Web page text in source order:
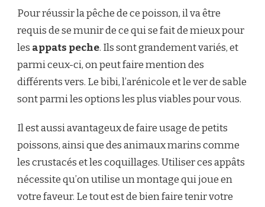
Pour réussir la pêche de ce poisson, il va être
requis de se munir de ce qui se fait de mieux pour
les appats peche. Ils sont grandement variés, et
parmi ceux-ci, on peut faire mention des
différents vers. Le bibi, l’arénicole et le ver de sable
sont parmi les options les plus viables pour vous.
Il est aussi avantageux de faire usage de petits
poissons, ainsi que des animaux marins comme
les crustacés et les coquillages. Utiliser ces appâts
nécessite qu’on utilise un montage qui joue en
votre faveur. Le tout est de bien faire tenir votre